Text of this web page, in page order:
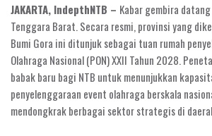
JAKARTA, IndepthNTB – Kabar gembira
Tenggara Barat. Secara resmi, provinsi yang
Bumi Gora ini ditunjuk sebagai tuan rumah
Olahraga Nasional (PON) XXII Tahun 2028.
babak baru bagi NTB untuk menunjukkan
penyelenggaraan event olahraga berskala
mendongkrak berbagai sektor strategis di